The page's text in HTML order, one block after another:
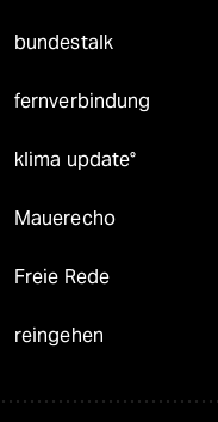
bundestalk
fernverbindung
klima update°
Mauerecho
Freie Rede
reingehen